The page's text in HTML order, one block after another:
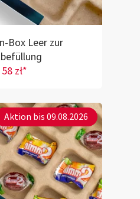
Box Leer zur
58 zł*
Aktion bis 09.08.2026